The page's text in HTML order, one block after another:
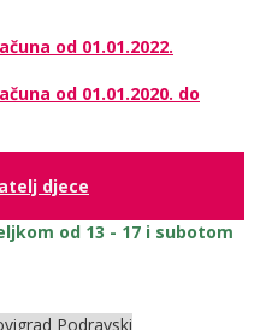
od 01.01.2022.
od 01.01.2020. do
djece
od 13 - 17 i subotom
Podravski